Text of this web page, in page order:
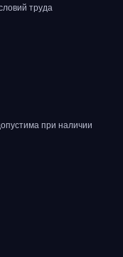
труда
при наличии